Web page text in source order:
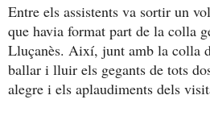
Entre els assistents va sortir un
que havia format part de la colla
Lluçanès. Així, junt amb la colla
ballar i lluir els gegants de tots
alegre i els aplaudiments dels